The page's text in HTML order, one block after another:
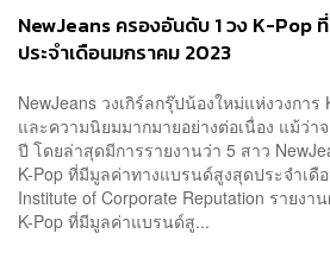
NewJeans ครองอันดับ 1 วง K-Pop
ประจำเดือนมกราคม 2023
NewJeans วงเกิร์ลกรุ๊ปน้องใหม่แห่งวงการ
และความนิยมมากมายอย่างต่อเนื่อง แม้ว่าจ
ปี โดยล่าสุดมีการรายงานว่า 5 สาว
K-Pop ที่มีมูลค่าทางแบรนด์สูงสุดประจำเ
Institute of Corporate Reputation รายง
K-Pop ที่มีมูลค่าแบรนด์สู...